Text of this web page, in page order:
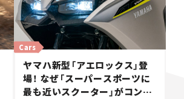
Cars
ヤマハ新型「アエロックス」登
場！ なぜ「スーパースポーツに
最も近いスクーター」がコンセ